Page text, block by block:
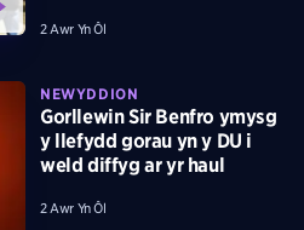
2 Awr Yn Ôl
NEWYDDION
Gorllewin Sir Benfro ymysg
y llefydd gorau yn y DU i
weld diffyg ar yr haul
2 Awr Yn Ôl